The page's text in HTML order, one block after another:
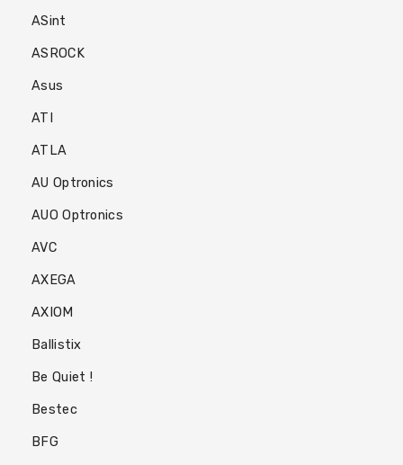
Composants
Composants
Portables
Destockage
ASint
ASROCK
Asus
ATI
ATLA
AU Optronics
AUO Optronics
AVC
AXEGA
AXIOM
Ballistix
Be Quiet !
Bestec
BFG